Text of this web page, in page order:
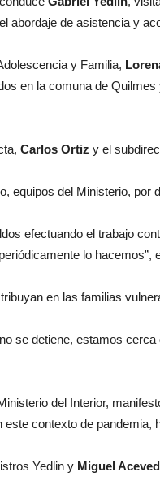
abordaje de asistencia y
y Familia,
en la comuna de
Carlos Ortiz y el
equipos del Ministerio,
efectuando el trabajo
lo hacemos”,
en las familias
se detiene, estamos
del Interior,
contexto de pandemia,
Yedlin y Miguel